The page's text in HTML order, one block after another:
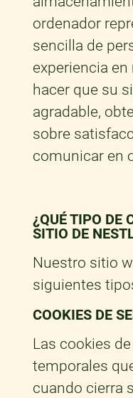
ordenador
sencilla de
experiencia
hacer que su
agradable,
sobre
comunicar en
¿QUÉ TIPO DE
SITIO DE
Nuestro sitio
siguientes
COOKIES DE
Las cookies
temporales
cuando cierra